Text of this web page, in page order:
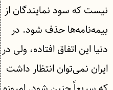
نیست که سود نمایندگان از
بیمه‌نامه‌ها حذف شود. در
دنیا این اتفاق افتاده، ولی در
ایران نمی‌توان انتظار داشت